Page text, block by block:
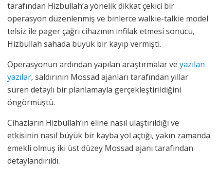
tarafından Hizbullah’a yönelik dikkat çekici bir
operasyon düzenlenmiş ve binlerce walkie-talkie model
telsiz ile pager çağrı cihazının infilak etmesi sonucu,
Hizbullah sahada büyük bir kayıp vermişti.
Operasyonun ardından yapılan araştırmalar ve yazılan
yazılar, saldırının Mossad ajanları tarafından yıllar
süren detaylı bir planlamayla gerçekleştirildiğini
öngörmüştü.
Cihazların Hizbullah’ın eline nasıl ulaştırıldığı ve
etkisinin nasıl büyük bir kayba yol açtığı, yakın zamanda
emekli olmuş iki üst düzey Mossad ajanı tarafından
detaylandırıldı.